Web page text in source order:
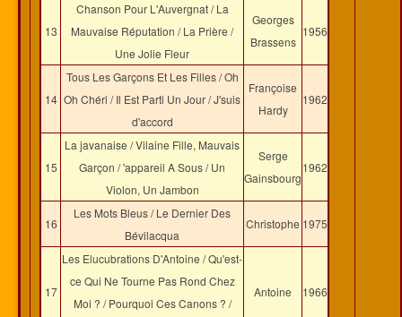
13
Chanson Pour L'Auvergnat / La
Mauvaise Réputation / La Prière /
Une Jolie Fleur
Georges
Brassens
1956
14
Tous Les Garçons Et Les Filles / Oh
Oh Chéri / Il Est Parti Un Jour / J'suis
d'accord
Françoise
Hardy
1962
15
La javanaise / Vilaine Fille, Mauvais
Garçon / 'appareil A Sous / Un
Violon, Un Jambon
Serge
Gainsbourg
1962
16
Les Mots Bleus / Le Dernier Des
Bévilacqua
Christophe 1975
17
Les Elucubrations D'Antoine / Qu'est-
ce Qui Ne Tourne Pas Rond Chez
Moi ? / Pourquoi Ces Canons ? /
Antoine 1966